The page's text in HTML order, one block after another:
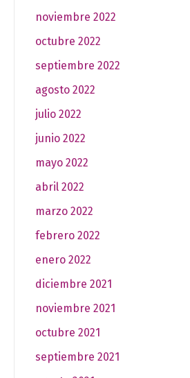
noviembre 2022
octubre 2022
septiembre 2022
agosto 2022
julio 2022
junio 2022
mayo 2022
abril 2022
marzo 2022
febrero 2022
enero 2022
diciembre 2021
noviembre 2021
octubre 2021
septiembre 2021